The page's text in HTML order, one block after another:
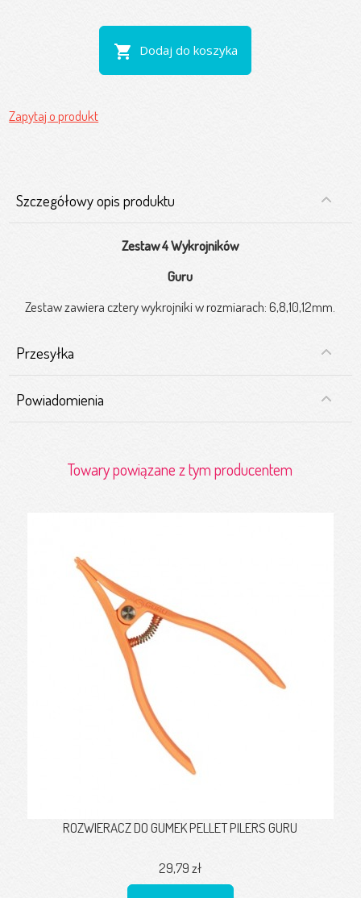
shopping_cart Dodaj do koszyka
Zapytaj o produkt
Szczegółowy opis produktu
Zestaw 4 Wykrojników
Guru
Zestaw zawiera cztery wykrojniki w rozmiarach: 6,8,10,12mm.
Przesyłka
Powiadomienia
Towary powiązane z tym producentem
ROZWIERACZ DO GUMEK PELLET PILERS GURU
29,79 zł